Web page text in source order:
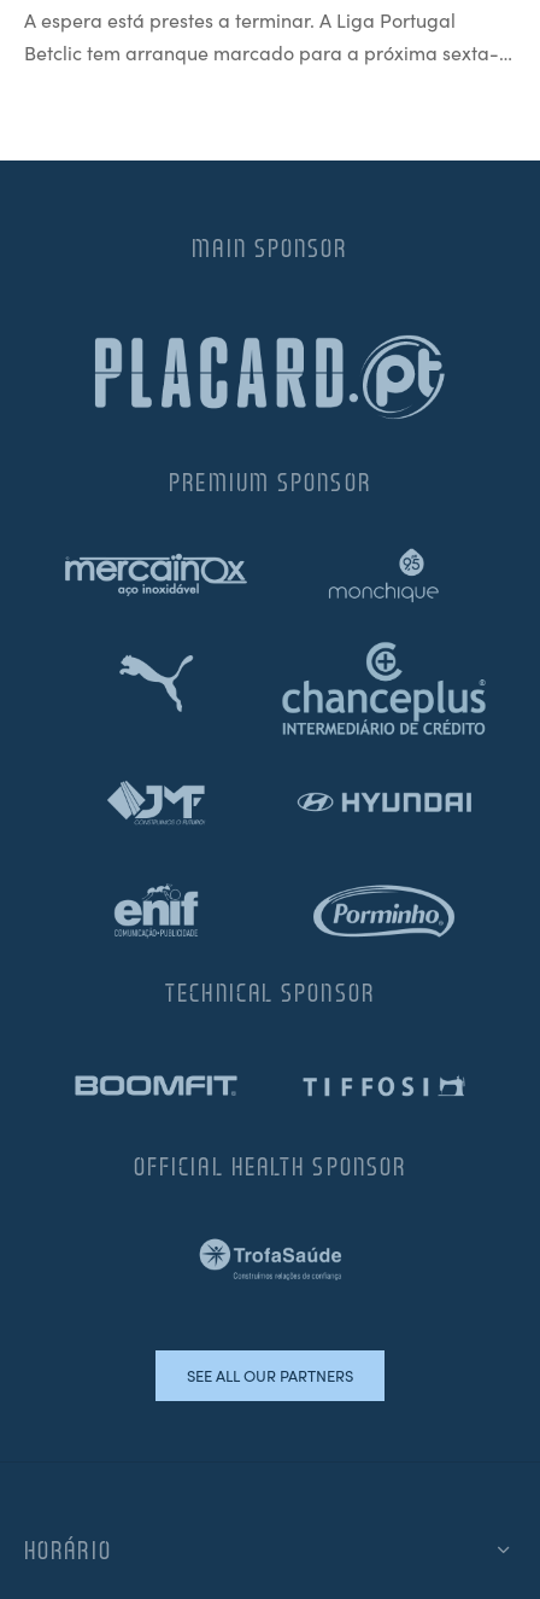
A espera está prestes a terminar. A Liga Portugal
Betclic tem arranque marcado para a próxima sexta-…
MAIN SPONSOR
PREMIUM SPONSOR
TECHNICAL SPONSOR
OFFICIAL HEALTH SPONSOR
SEE ALL OUR PARTNERS
HORÁRIO